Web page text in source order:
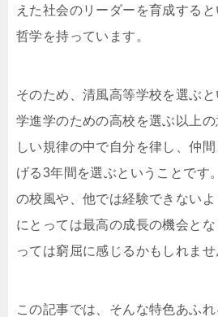
えた社会のリーダーを育成する
哲学を持っています。
そのため、清風高等学校を選ぶ
学進学のための高校を選ぶ以上
しい規律の中で自分を律し、仲
げる3年間を選ぶということです
の校風や、他では経験できない
にとっては最高の成長の機会と
っては窮屈に感じるかもしれませ
この記事では、そんな特色あふ